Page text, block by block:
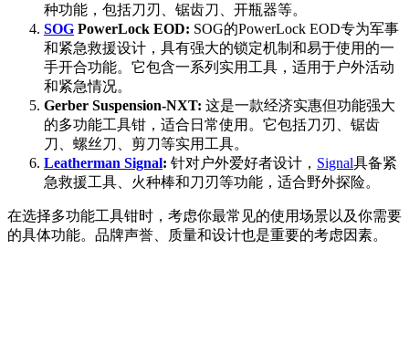
种功能，包括刀刃、锯齿刀、开瓶器等。
SOG PowerLock EOD: SOG的PowerLock EOD专为军事
和紧急救援设计，具有强大的锁定机制和易于使用的一
手开合功能。它包含一系列实用工具，适用于户外活动
和紧急情况。
Gerber Suspension-NXT: 这是一款经济实惠但功能强大
的多功能工具钳，适合日常使用。它包括刀刃、锯齿
刀、螺丝刀、剪刀等实用工具。
Leatherman Signal: 针对户外爱好者设计， Signal具备紧
急救援工具、火种棒和刀刃等功能，适合野外探险。
在选择多功能工具钳时，考虑你最常见的使用场景以及你需要
的具体功能。品牌声誉、质量和设计也是重要的考虑因素。